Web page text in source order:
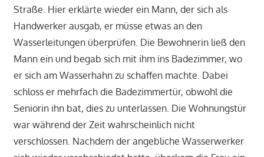
Straße. Hier erklärte wieder ein Mann, der sich als
Handwerker ausgab, er müsse etwas an den
Wasserleitungen überprüfen. Die Bewohnerin ließ den
Mann ein und begab sich mit ihm ins Badezimmer, wo
er sich am Wasserhahn zu schaffen machte. Dabei
schloss er mehrfach die Badezimmertür, obwohl die
Seniorin ihn bat, dies zu unterlassen. Die Wohnungstür
war während der Zeit wahrscheinlich nicht
verschlossen. Nachdem der angebliche Wasserwerker